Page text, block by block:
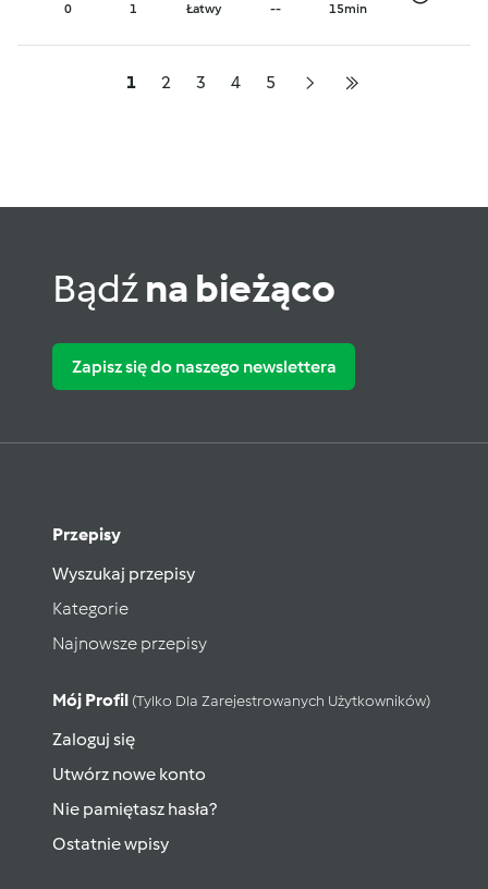
0 1 Łatwy -- 15min
1 2 3 4 5
Bądźna bieżąco
Zapisz się do naszego newslettera
Przepisy
Wyszukaj przepisy
Kategorie
Najnowsze przepisy
Mój Profil (tylko Dla Zarejestrowanych Użytkowników)
Zaloguj się
Utwórz nowe konto
Nie pamiętasz hasła?
Ostatnie wpisy